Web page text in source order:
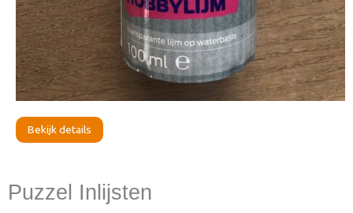
Bekijk details
Puzzel Inlijsten